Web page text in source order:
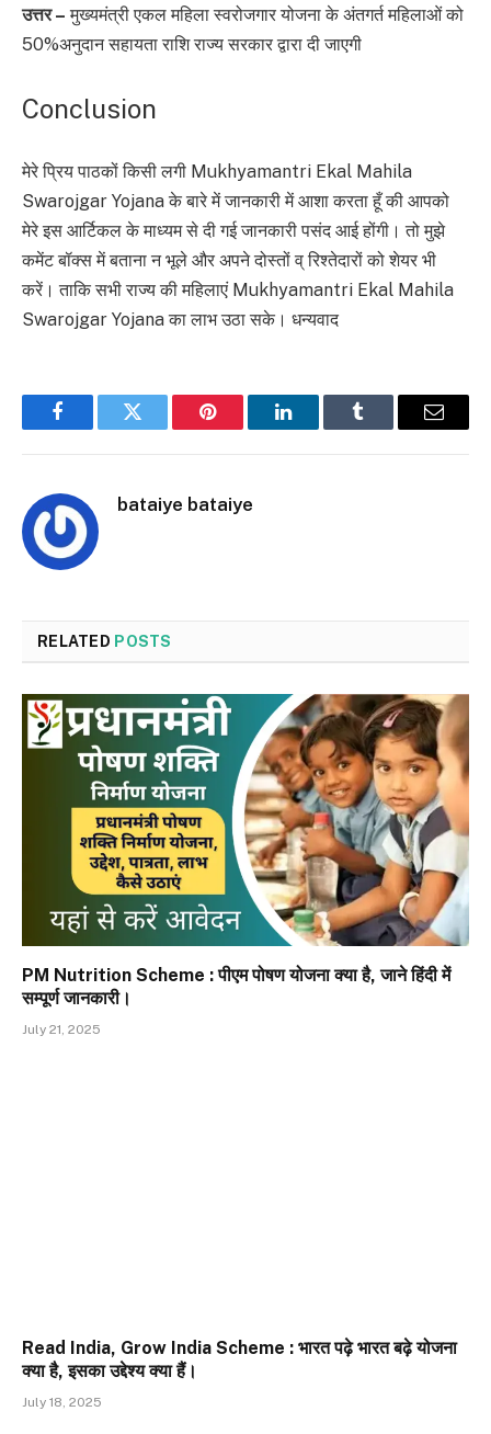
उत्तर – मुख्यमंत्री एकल महिला स्वरोजगार योजना के अंतगर्त महिलाओं को
50%अनुदान सहायता राशि राज्य सरकार द्वारा दी जाएगी
Conclusion
मेरे प्रिय पाठकों किसी लगी Mukhyamantri Ekal Mahila
Swarojgar Yojana के बारे में जानकारी में आशा करता हूँ की आपको
मेरे इस आर्टिकल के माध्यम से दी गई जानकारी पसंद आई होंगी। तो मुझे
कमेंट बॉक्स में बताना न भूले और अपने दोस्तों व् रिश्तेदारों को शेयर भी
करें। ताकि सभी राज्य की महिलाएं Mukhyamantri Ekal Mahila
Swarojgar Yojana का लाभ उठा सके। धन्यवाद
FacebookTwitter Pinterest LinkedInTumblr Email
bataiye bataiye
RELATED POSTS
PM Nutrition Scheme : पीएम पोषण योजना क्या है, जाने हिंदी में
सम्पूर्ण जानकारी।
July 21, 2025
Read India, Grow India Scheme : भारत पढ़े भारत बढ़े योजना
क्या है, इसका उद्देश्य क्या हैं।
July 18, 2025